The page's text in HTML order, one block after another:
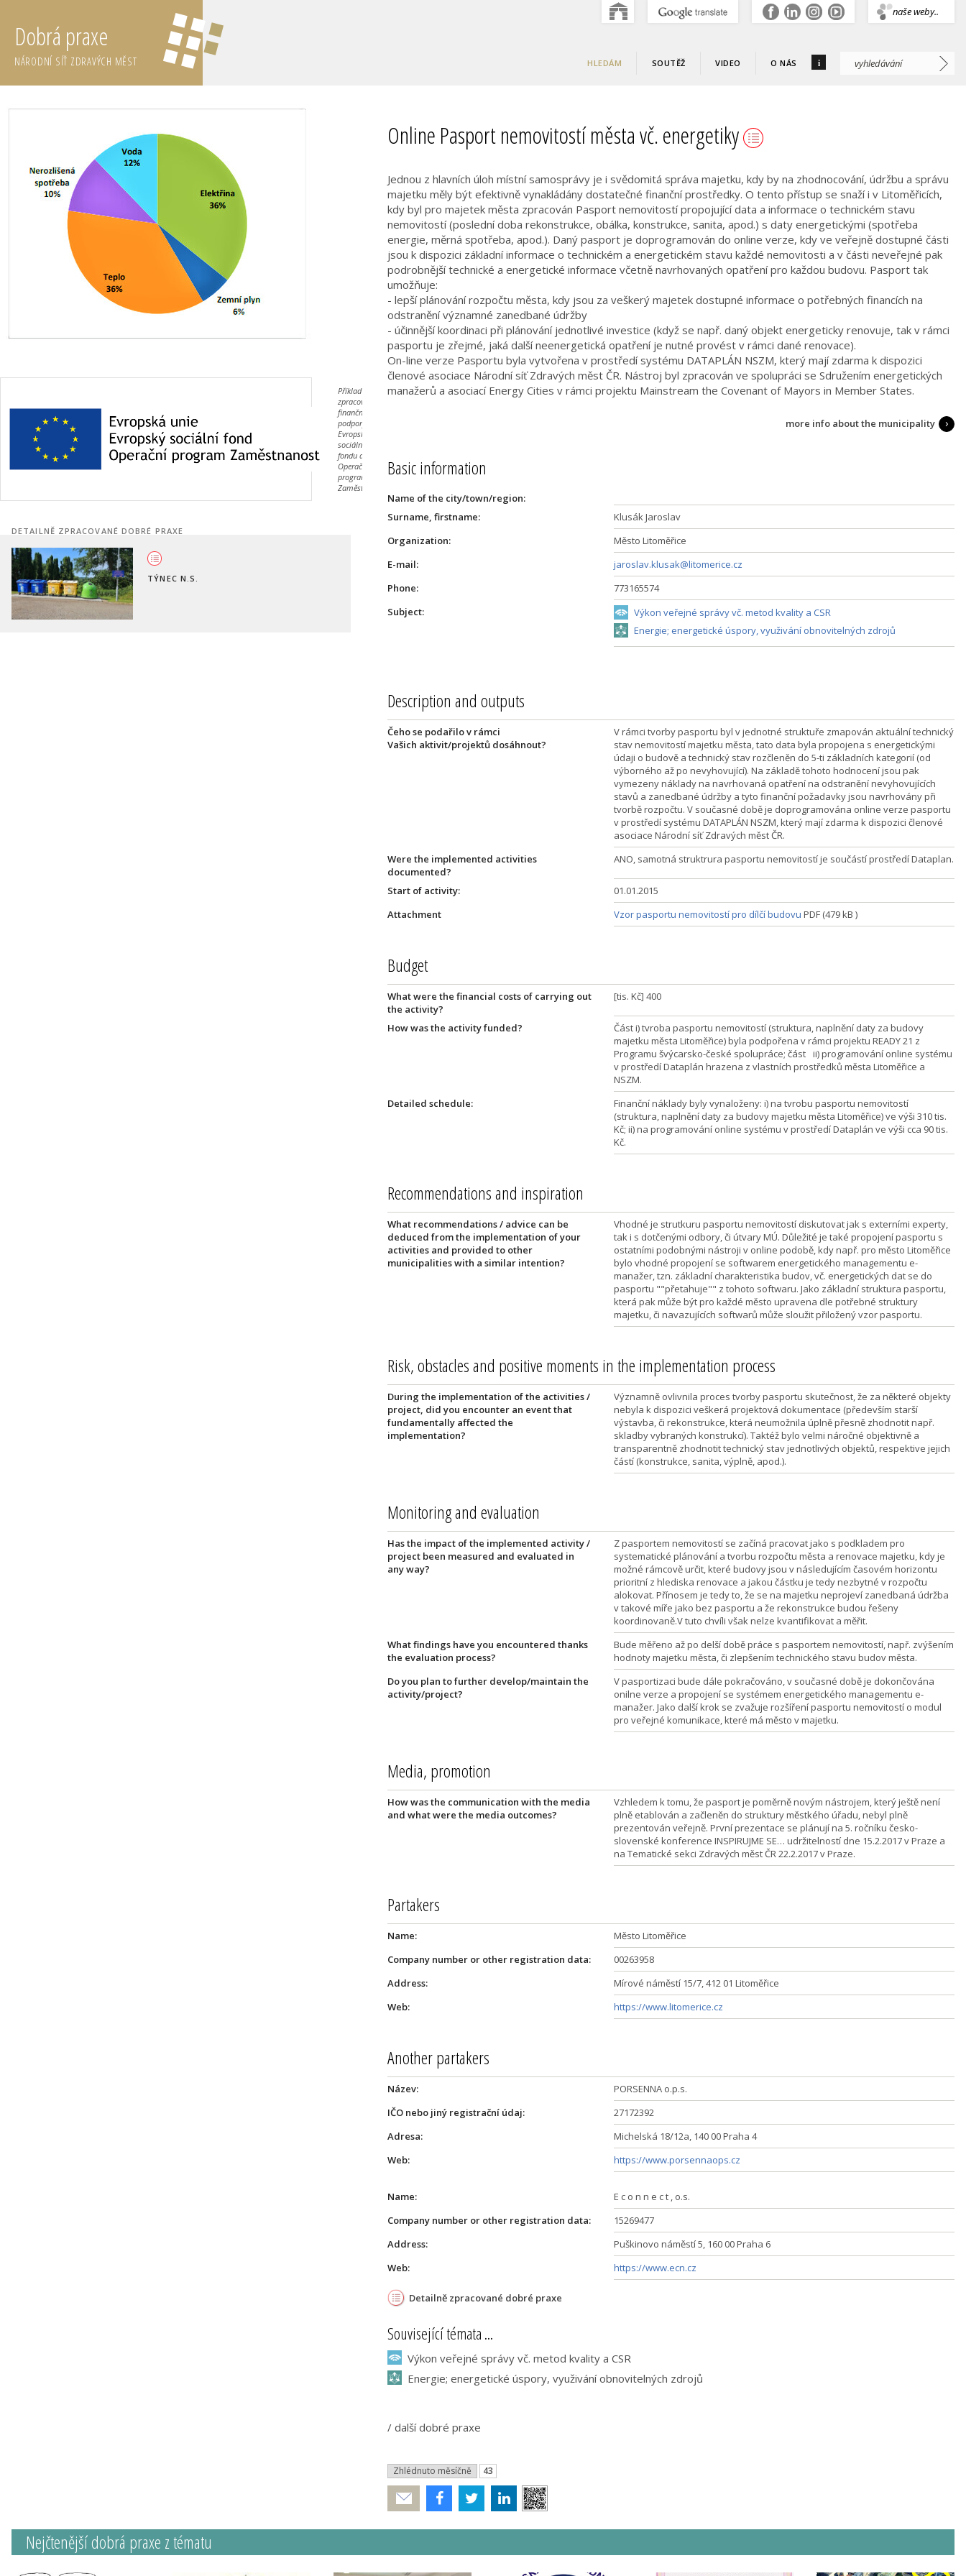
naše weby..
.
Dobrá praxe
NÁRODNÍ SÍŤ ZDRAVÝCH MĚST HLEDÁM SOUTĚŽ VIDEO O NÁS i
Příklad byl
zpracován za
finanční
podpory
Evropského
sociálního
fondu a
Operačního
programu
Zaměstnanost.
DETAILNĚ ZPRACOVANÉ DOBRÉ PRAXE
Online Pasport nemovitostí města
vč. energetiky
Online Pasport nemovitostí města vč. energetiky
Jednou z hlavních úloh místní samosprávy je i svědomitá správa majetku, kdy by na zhodnocování, údržbu a správu
majetku měly být efektivně vynakládány dostatečné finanční prostředky. O tento přístup se snaží i v Litoměřicích,
kdy byl pro majetek města zpracován Pasport nemovitostí propojující data a informace o technickém stavu
nemovitostí (poslední doba rekonstrukce, obálka, konstrukce, sanita, apod.) s daty energetickými (spotřeba
energie, měrná spotřeba, apod.). Daný pasport je doprogramován do online verze, kdy ve veřejně dostupné části
jsou k dispozici základní informace o technickém a energetickém stavu každé nemovitosti a v části neveřejné pak
podrobnější technické a energetické informace včetně navrhovaných opatření pro každou budovu. Pasport tak
umožňuje:
- lepší plánování rozpočtu města, kdy jsou za veškerý majetek dostupné informace o potřebných financích na
odstranění významné zanedbané údržby
- účinnější koordinaci při plánování jednotlivé investice (když se např. daný objekt energeticky renovuje, tak v rámci
pasportu je zřejmé, jaká další neenergetická opatření je nutné provést v rámci dané renovace).
On-line verze Pasportu byla vytvořena v prostředí systému DATAPLÁN NSZM, který mají zdarma k dispozici
členové asociace Národní síť Zdravých měst ČR. Nástroj byl zpracován ve spolupráci se Sdružením energetických
manažerů a asociací Energy Cities v rámci projektu Mainstream the Covenant of Mayors in Member States.
more info about the municipality
Basic information
Name of the city/town/region:
Surname, firstname:
Klusák Jaroslav
Organization:
Město Litoměřice
E-mail:
jaroslav.klusak@litomerice.cz
Phone:
773165574
Subject:
Výkon veřejné správy vč. metod kvality a CSR
Energie; energetické úspory, využivání obnovitelných zdrojů
Description and outputs
Čeho se podařilo v rámci
Vašich aktivit/projektů dosáhnout?
V rámci tvorby pasportu byl v jednotné struktuře zmapován aktuální technický
stav nemovitostí majetku města, tato data byla propojena s energetickými
údaji o budově a technický stav rozčleněn do 5-ti základních kategorií (od
výborného až po nevyhovující). Na základě tohoto hodnocení jsou pak
vymezeny náklady na navrhovaná opatření na odstranění nevyhovujících
stavů a zanedbané údržby a tyto finanční požadavky jsou navrhovány při
tvorbě rozpočtu. V současné době je doprogramována online verze pasportu
v prostředí systému DATAPLÁN NSZM, který mají zdarma k dispozici členové
asociace Národní síť Zdravých měst ČR.
Were the implemented activities
documented?
ANO, samotná struktrura pasportu nemovitostí je součástí prostředí Dataplan.
Start of activity:
01.01.2015
Attachment
Vzor pasportu nemovitostí pro dílčí budovu PDF (479 kB )
Budget
What were the financial costs of carrying out
the activity?
[tis. Kč] 400
How was the activity funded?
Část i) tvroba pasportu nemovitostí (struktura, naplnění daty za budovy
majetku města Litoměřice) byla podpořena v rámci projektu READY 21 z
Programu švýcarsko-české spolupráce; část ii) programování online systému
v prostředí Dataplán hrazena z vlastních prostředků města Litoměřice a
NSZM.
Detailed schedule:
Finanční náklady byly vynaloženy: i) na tvrobu pasportu nemovitostí
(struktura, naplnění daty za budovy majetku města Litoměřice) ve výši 310 tis.
Kč; ii) na programování online systému v prostředí Dataplán ve výši cca 90 tis.
Kč.
Recommendations and inspiration
What recommendations / advice can be
deduced from the implementation of your
activities and provided to other
municipalities with a similar intention?
Vhodné je strutkuru pasportu nemovitostí diskutovat jak s externími experty,
tak i s dotčenými odbory, či útvary MÚ. Důležité je také propojení pasportu s
ostatními podobnými nástroji v online podobě, kdy např. pro město Litoměřice
bylo vhodné propojení se softwarem energetického managementu e-
manažer, tzn. základní charakteristika budov, vč. energetických dat se do
pasportu ""přetahuje"" z tohoto softwaru. Jako základní struktura pasportu,
která pak může být pro každé město upravena dle potřebné struktury
majetku, či navazujících softwarů může sloužit přiložený vzor pasportu.
Risk, obstacles and positive moments in the implementation process
During the implementation of the activities /
project, did you encounter an event that
fundamentally affected the
implementation?
Významně ovlivnila proces tvorby pasportu skutečnost, že za některé objekty
nebyla k dispozici veškerá projektová dokumentace (především starší
výstavba, či rekonstrukce, která neumožnila úplně přesně zhodnotit např.
skladby vybraných konstrukcí). Taktéž bylo velmi náročné objektivně a
transparentně zhodnotit technický stav jednotlivých objektů, respektive jejich
částí (konstrukce, sanita, výplně, apod.).
Monitoring and evaluation
Has the impact of the implemented activity /
project been measured and evaluated in
any way?
Z pasportem nemovitostí se začíná pracovat jako s podkladem pro
systematické plánování a tvorbu rozpočtu města a renovace majetku, kdy je
možné rámcově určit, které budovy jsou v následujícím časovém horizontu
prioritní z hlediska renovace a jakou částku je tedy nezbytné v rozpočtu
alokovat. Přínosem je tedy to, že se na majetku neprojeví zanedbaná údržba
v takové míře jako bez pasportu a že rekonstrukce budou řešeny
koordinovaně.V tuto chvíli však nelze kvantifikovat a měřit.
What findings have you encountered thanks
the evaluation process?
Bude měřeno až po delší době práce s pasportem nemovitostí, např. zvýšením
hodnoty majetku města, či zlepšením technického stavu budov města.
Do you plan to further develop/maintain the
activity/project?
V pasportizaci bude dále pokračováno, v současné době je dokončována
onilne verze a propojení se systémem energetického managementu e-
manažer. Jako další krok se zvažuje rozšíření pasportu nemovitostí o modul
pro veřejné komunikace, které má město v majetku.
Media, promotion
How was the communication with the media
and what were the media outcomes?
Vzhledem k tomu, že pasport je poměrně novým nástrojem, který ještě není
plně etablován a začleněn do struktury městkého úřadu, nebyl plně
prezentován veřejně. První prezentace se plánují na 5. ročníku česko-
slovenské konference INSPIRUJME SE… udržitelností dne 15.2.2017 v Praze a
na Tematické sekci Zdravých měst ČR 22.2.2017 v Praze.
Partakers
Name:
Město Litoměřice
Company number or other registration data:
00263958
Address:
Mírové náměstí 15/7, 412 01 Litoměřice
Web:
https://www.litomerice.cz
Another partakers
Název:
PORSENNA o.p.s.
IČO nebo jiný registrační údaj:
27172392
Adresa:
Michelská 18/12a, 140 00 Praha 4
Web:
https://www.porsennaops.cz
Name:
E c o n n e c t , o.s.
Company number or other registration data:
15269477
Address:
Puškinovo náměstí 5, 160 00 Praha 6
Web:
https://www.ecn.cz
Detailně zpracované dobré praxe
Související témata ...
Výkon veřejné správy vč. metod kvality a CSR
Energie; energetické úspory, využivání obnovitelných zdrojů
/ další dobré praxe
Zhlédnuto měsíčně 43
Poslat
Nejčtenější dobrá praxe z tématu